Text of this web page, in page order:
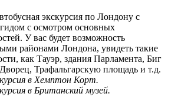
экскурсия по Лондону с
с осмотром основных
У вас будет возможность
районами Лондона, увидеть такие
как Тауэр, здания Парламента, Биг
Трафальгарскую площадь и т.д.
в Хемптон Корт.
в Британский музей.